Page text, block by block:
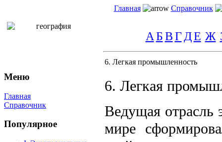
Главная Справочник
Меню
Главная
Справочник
Популярное
А БВГ ДЕ Ж
6. Легкая промышленность
6. Легкая
Ведущая
мире